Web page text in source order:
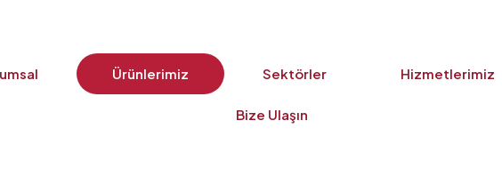
Ürünlerimiz Sektörler Hizmetlerimiz
Bize Ulaşın